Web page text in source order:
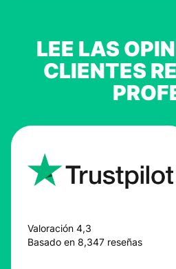
LEE LAS
CLIENTES
Valoración 4,3
Basado en 8,347 reseñas